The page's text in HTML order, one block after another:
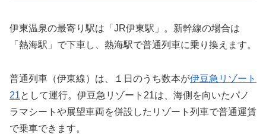
伊東温泉の最寄り駅は「JR伊東駅」。新幹線の場合は
「熱海駅」で下車し、熱海駅で普通列車に乗り換えます。
普通列車（伊東線）は、１日のうち数本が伊豆急リゾート
21として運行。伊豆急リゾート21は、海側を向いたパノ
ラマシートや展望車両を併設したリゾート列車で普通運賃
で乗車できます。